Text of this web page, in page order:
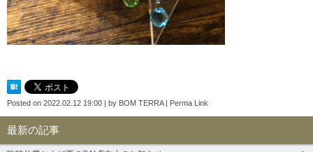
Posted on 2022.02.12 19:00 by BOM TERRA| Perma Link
最新の記事